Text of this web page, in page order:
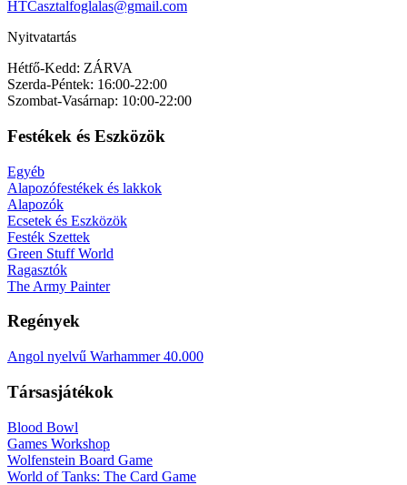
HTCasztalfoglalas@gmail.com
Nyitvatartás
Hétfő-Kedd: ZÁRVA
Szerda-Péntek: 16:00-22:00
Szombat-Vasárnap: 10:00-22:00
Festékek és Eszközök
Egyéb
Alapozófestékek és lakkok
Alapozók
Ecsetek és Eszközök
Festék Szettek
Green Stuff World
Ragasztók
The Army Painter
Regények
Angol nyelvű Warhammer 40.000
Társasjátékok
Blood Bowl
Games Workshop
Wolfenstein Board Game
World of Tanks: The Card Game